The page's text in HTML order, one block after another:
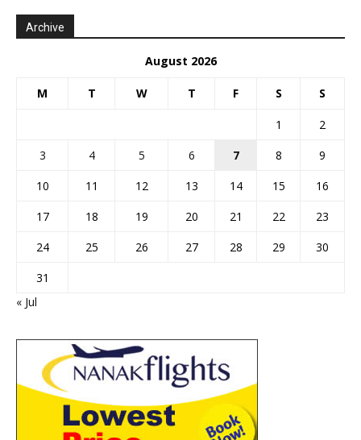
Archive
August 2026
M T W T F S S
1
2
3
4 5 6 7 8
9
10
11 12 13 14 15
16
17
18 19 20 21 22
23
24
25 26 27 28 29
30
31
« Jul